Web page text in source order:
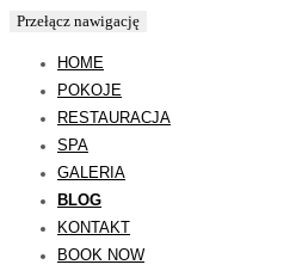
Przełącz nawigację
HOME
POKOJE
RESTAURACJA
SPA
GALERIA
BLOG
KONTAKT
BOOK NOW